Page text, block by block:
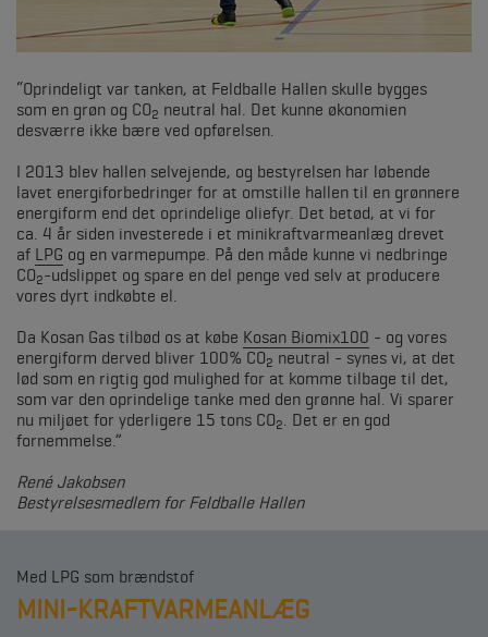
“Oprindeligt var tanken, at Feldballe Hallen skulle bygges
som en grøn og CO2 neutral hal. Det kunne økonomien
desværre ikke bære ved opførelsen.
I 2013 blev hallen selvejende, og bestyrelsen har løbende
lavet energiforbedringer for at omstille hallen til en grønnere
energiform end det oprindelige oliefyr. Det betød, at vi for
ca. 4 år siden investerede i et minikraftvarmeanlæg drevet
af LPG og en varmepumpe. På den måde kunne vi nedbringe
CO2-udslippet og spare en del penge ved selv at producere
vores dyrt indkøbte el.
Da Kosan Gas tilbød os at købe Kosan Biomix100 - og vores
energiform derved bliver 100% CO2 neutral - synes vi, at det
lød som en rigtig god mulighed for at komme tilbage til det,
som var den oprindelige tanke med den grønne hal. Vi sparer
nu miljøet for yderligere 15 tons CO2. Det er en god
fornemmelse.”
René Jakobsen
Bestyrelsesmedlem for Feldballe Hallen
Med LPG som brændstof
MINI-KRAFTVARMEANLÆG